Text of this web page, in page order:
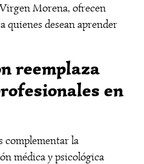
Morena, ofrecen
quienes desean aprender
reemplaza
en
complementar la
médica y psicológica